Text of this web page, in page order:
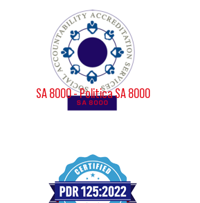
SA 8000 - Politica SA 8000